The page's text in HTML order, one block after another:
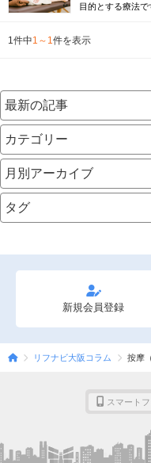
目的とする療法で
ょう。そこで本
できる健康効果
1件中1～1件を表示
新規会員登録
リフナビ大阪コラム 按摩
スマート